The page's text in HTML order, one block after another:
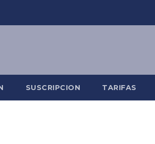
SUSCRIPCION TARIFAS